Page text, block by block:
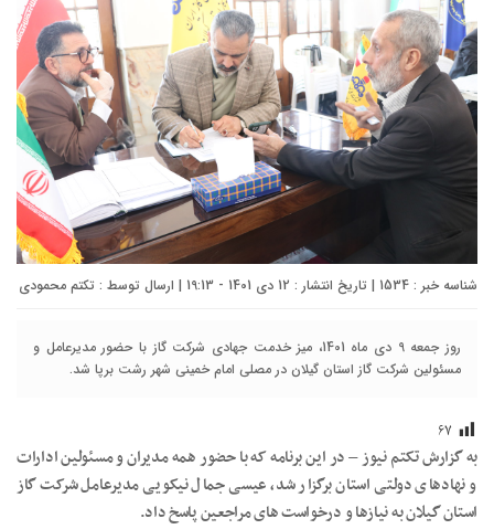
شناسه خبر : 1534 | تاریخ انتشار : 12 دی 1401 - 19:13 | ارسال توسط : تکتم محمودی
روز جمعه 9 دي ماه 1401، ميز خدمت جهادي شركت گاز با حضور مديرعامل و
مسئولين شركت گاز استان گيلان در مصلي امام خميني شهر رشت برپا شد.
۶۷
به گزارش تکتم نیوز – در این برنامه که با حضور همه مدیران و مسئولین ادارات
و نهادهای دولتی استان برگزار شد، عیسی جمال نیکویی مدیرعامل شرکت گاز
استان گیلان به نیازها و درخواست های مراجعین پاسخ داد.